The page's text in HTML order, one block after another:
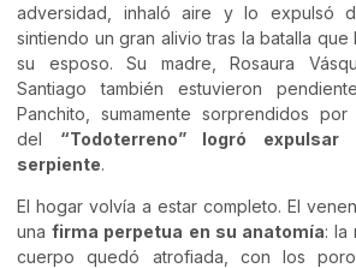
adversidad, inhaló aire y lo expulsó
sintiendo un gran alivio tras la batalla
su esposo. Su madre, Rosaura
Santiago también estuvieron
Panchito, sumamente sorprendidos
del “Todoterreno” logró
serpiente.
El hogar volvía a estar completo. El
unafirma perpetua en su anatomía: la
cuerpo quedó atrofiada, con los